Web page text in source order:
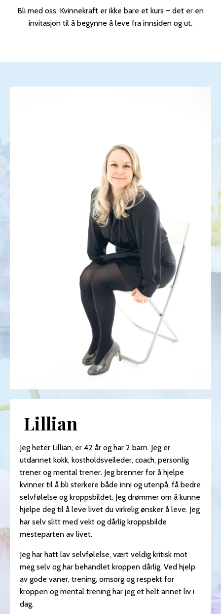
Bli med oss. Kvinnekraft er ikke bare et kurs – det er en
invitasjon til å begynne å leve fra innsiden og ut.
Lillian
Jeg heter Lillian, er 42 år og har 2 barn. Jeg er
utdannet kokk, kostholdsveileder, coach, personlig
trener og mental trener. Jeg brenner for å hjelpe
kvinner til å bli sterkere både inni og utenpå, få bedre
selvfølelse og kroppsbildet. Jeg drømmer om å kunne
hjelpe deg til å leve livet du virkelig ønsker å leve. Jeg
har selv slitt med vekt og dårlig kroppsbilde
mesteparten av livet.
Jeg har hatt lav selvfølelse, vært veldig kritisk mot
meg selv og har behandlet kroppen dårlig. Ved hjelp
av gode vaner, trening, omsorg og respekt for
kroppen og mental trening har jeg et helt annet liv i
dag.